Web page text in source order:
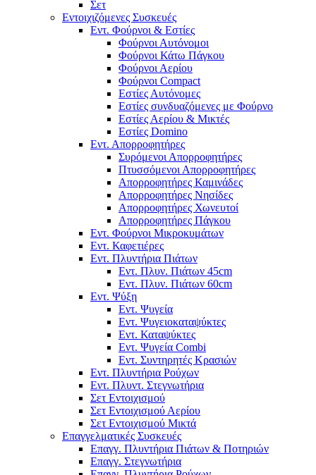
Σετ
Εντοιχιζόμενες Συσκευές
Εντ. Φούρνοι & Εστίες
Φούρνοι Αυτόνομοι
Φούρνοι Κάτω Πάγκου
Φούρνοι Αερίου
Φούρνοι Compact
Εστίες Αυτόνομες
Εστίες συνδυαζόμενες με Φούρνο
Εστίες Αερίου & Μικτές
Εστίες Domino
Εντ. Απορροφητήρες
Συρόμενοι Απορροφητήρες
Πτυσσόμενοι Απορροφητήρες
Απορροφητήρες Καμινάδες
Απορροφητήρες Νησίδες
Απορροφητήρες Χωνευτοί
Απορροφητήρες Πάγκου
Εντ. Φούρνοι Μικροκυμάτων
Εντ. Καφετιέρες
Εντ. Πλυντήρια Πιάτων
Εντ. Πλυν. Πιάτων 45cm
Εντ. Πλυν. Πιάτων 60cm
Εντ. Ψύξη
Εντ. Ψυγεία
Εντ. Ψυγειοκαταψύκτες
Εντ. Καταψύκτες
Εντ. Ψυγεία Combi
Εντ. Συντηρητές Κρασιών
Εντ. Πλυντήρια Ρούχων
Εντ. Πλυντ. Στεγνωτήρια
Σετ Εντοιχισμού
Σετ Εντοιχισμού Αερίου
Σετ Εντοιχισμού Μικτά
Επαγγελματικές Συσκευές
Επαγγ. Πλυντήρια Πιάτων & Ποτηριών
Επαγγ. Στεγνωτήρια